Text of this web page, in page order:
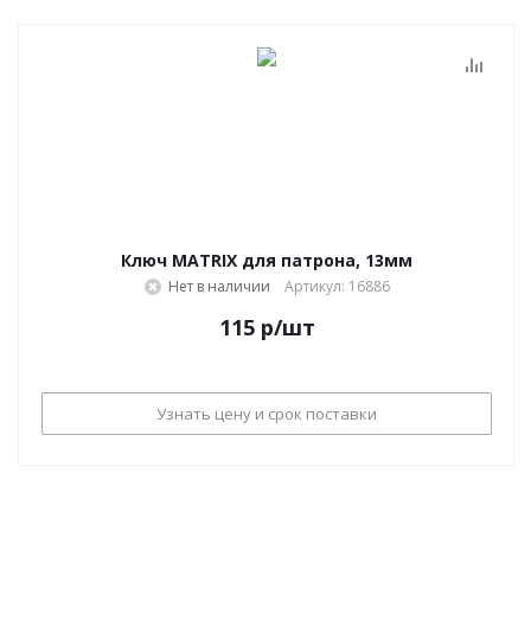
Ключ MATRIX для патрона, 13мм
Нет в наличии Артикул: 16886
115р/шт
Узнать цену и срок поставки